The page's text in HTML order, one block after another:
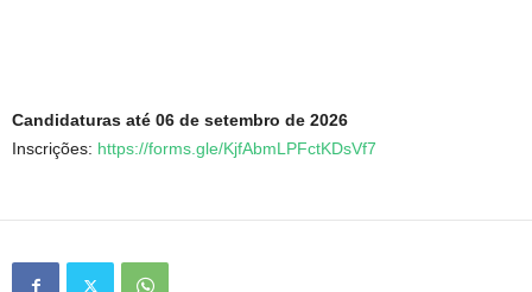
Candidaturas até 06 de setembro de 2026
Inscrições: https://forms.gle/KjfAbmLPFctKDsVf7